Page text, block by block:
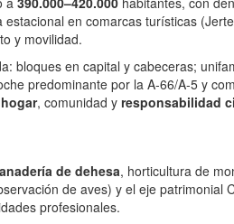
en comarcas turísticas
y movilidad.
bloques en capital y cabeceras;
predominante por la A‑66/A‑5 y
hogar, comunidad y responsabilidad
de dehesa, horticultura de
de aves) y el eje patrimonial
profesionales.